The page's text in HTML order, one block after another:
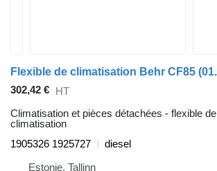
302,42 € HT
Climatisation et pièces détachées - flexible de
climatisation
1905326 1925727
diesel
Estonie, Tallinn